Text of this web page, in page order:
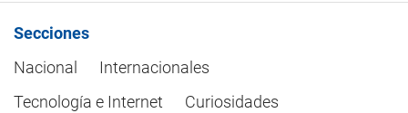
Secciones
Nacional
Internacionales
Tecnología e Internet
Curiosidades